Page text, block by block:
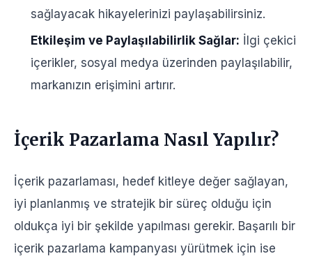
sağlayacak hikayelerinizi paylaşabilirsiniz.
Etkileşim ve Paylaşılabilirlik Sağlar: İlgi çekici
içerikler, sosyal medya üzerinden paylaşılabilir,
markanızın erişimini artırır.
İçerik Pazarlama Nasıl Yapılır?
İçerik pazarlaması, hedef kitleye değer sağlayan,
iyi planlanmış ve stratejik bir süreç olduğu için
oldukça iyi bir şekilde yapılması gerekir. Başarılı bir
içerik pazarlama kampanyası yürütmek için ise